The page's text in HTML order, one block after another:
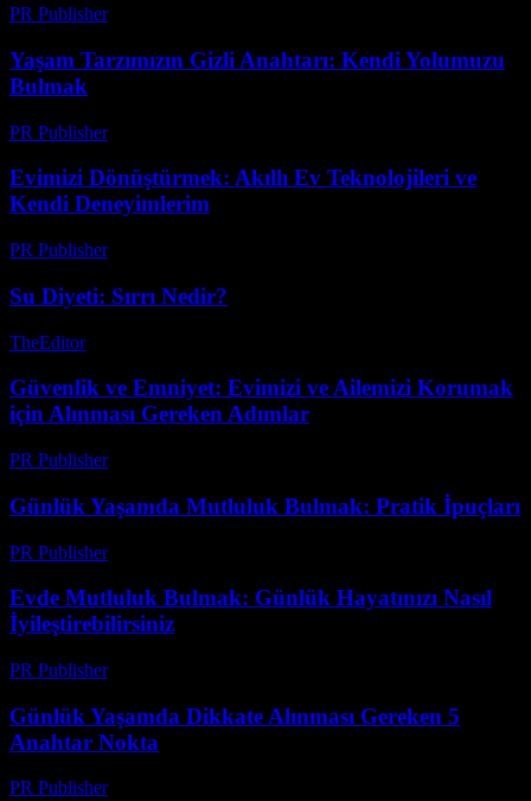
PR Publisher-
Yaşam Tarzımızın Gizli Anahtarı: Kendi Yolumuzu
Bulmak
PR Publisher-
Evimizi Dönüştürmek: Akıllı Ev Teknolojileri ve
Kendi Deneyimlerim
PR Publisher-
Su Diyeti: Sırrı Nedir?
TheEditor-
Güvenlik ve Emniyet: Evimizi ve Ailemizi Korumak
için Alınması Gereken Adımlar
PR Publisher-
Günlük Yaşamda Mutluluk Bulmak: Pratik İpuçları
PR Publisher-
Evde Mutluluk Bulmak: Günlük Hayatınızı Nasıl
İyileştirebilirsiniz
PR Publisher-
Günlük Yaşamda Dikkate Alınması Gereken 5
Anahtar Nokta
PR Publisher-